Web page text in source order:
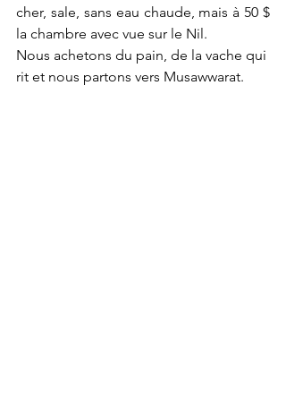
cher, sale, sans eau chaude, mais à 50 $
la chambre avec vue sur le Nil.
Nous achetons du pain, de la vache qui
rit et nous partons vers Musawwarat.